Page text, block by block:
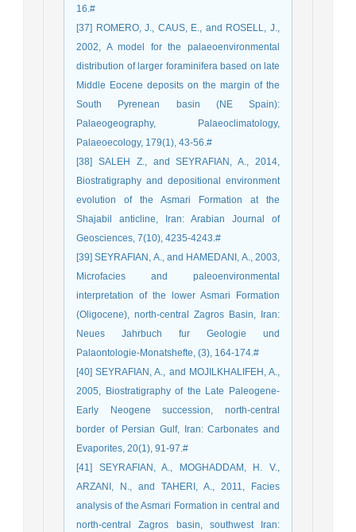
16.‏#
[37] ROMERO, J., CAUS, E., and ROSELL, J.,
2002, A model for the palaeoenvironmental
distribution of larger foraminifera based on late
Middle Eocene deposits on the margin of the
South Pyrenean basin (NE Spain):
Palaeogeography, Palaeoclimatology,
Palaeoecology, 179(1), 43-56.‏#
[38] SALEH Z., and SEYRAFIAN, A., 2014,
Biostratigraphy and depositional environment
evolution of the Asmari Formation at the
Shajabil anticline, Iran: Arabian Journal of
Geosciences, 7(10), 4235-4243.#
[39] SEYRAFIAN, A., and HAMEDANI, A., 2003,
Microfacies and paleoenvironmental
interpretation of the lower Asmari Formation
(Oligocene), north-central Zagros Basin, Iran:
Neues Jahrbuch fur Geologie und
Palaontologie-Monatshefte, (3), 164-174.‏#
[40] SEYRAFIAN, A., and MOJILKHALIFEH, A.,
2005, Biostratigraphy of the Late Paleogene-
Early Neogene succession, north-central
border of Persian Gulf, Iran: Carbonates and
Evaporites, 20(1), 91-97.‏#
[41] SEYRAFIAN, A., MOGHADDAM, H. V.,
ARZANI, N., and TAHERI, A., 2011, Facies
analysis of the Asmari Formation in central and
north-central Zagros basin, southwest Iran: